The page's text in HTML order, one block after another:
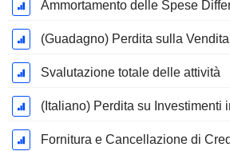
Svalutazione totale delle attività
(Italiano) Perdita su Investimenti
Fornitura e Cancellazione di